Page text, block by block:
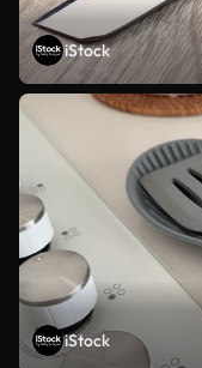
iStock
iStock